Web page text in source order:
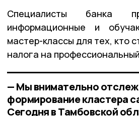
Специалисты банка
информационные и
мастер-классы для тех, кто
налога на
— Мы внимательно
формирование кластера
Сегодня в Тамбовской